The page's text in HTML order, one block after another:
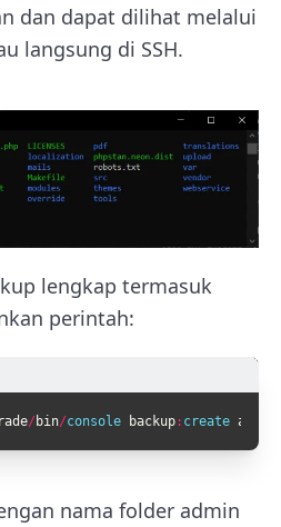
dan dapat dilihat melalui
langsung di SSH.
lengkap termasuk
perintah:
/ bin/console backup: create
nama folder admin